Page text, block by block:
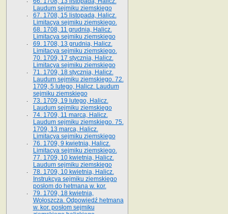
Laudum sejmiku ziemskiego
67. 1708, 15 listopada, Halicz.
Limitacya sejmiku ziemskiego.
68. 1708, 11 grudnia, Halicz.
Limitacya sejmiku ziemskiego
69. 1708, 13 grudnia, Halicz.
Limitacya sejmiku ziemskiego.
70. 1709, 17 stycznia, Halicz.
Limitacya sejmiku ziemskiego
71. 1709, 18 stycznia, Halicz.
Laudum sejmiku ziemskiego. 72.
1709, 5 lutego, Halicz. Laudum
sejmiku ziemskiego
73. 1709, 19 lutego, Halicz.
Laudum sejmiku ziemskiego
74. 1709, 11 marca, Halicz.
Laudum sejmiku ziemskiego. 75.
1709, 13 marca, Halicz.
Limitacya sejmiku ziemskiego
76. 1709, 9 kwietnia, Halicz.
Limitacya sejmiku ziemskiego.
77. 1709, 10 kwietnia, Halicz.
Laudum sejmiku ziemskiego
78. 1709, 10 kwietnia, Halicz.
Instrukcya sejmiku ziemskiego
posłom do hetmana w. kor.
79. 1709, 18 kwietnia,
Wołoszcza. Odpowiedź hetmana
w. kor. posłom sejmiku